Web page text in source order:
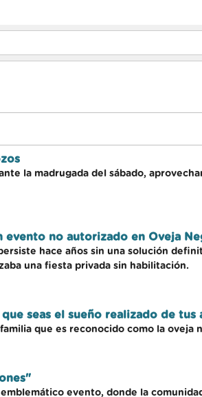
la madrugada del sábado,
evento no autorizado en Oveja
hace años sin una solución
una fiesta privada sin habilitación.
seas el sueño realizado de tus
que es reconocido como la oveja
evento, donde la